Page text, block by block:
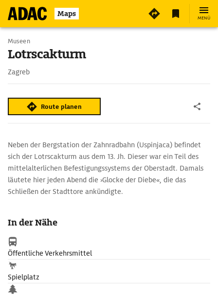
Maps MENÜ
Museen
Lotrscakturm
Zagreb
Route planen
Neben der Bergstation der Zahnradbahn (Uspinjaca) befindet
sich der Lotrscakturm aus dem 13. Jh. Dieser war ein Teil des
mittelalterlichen Befestigungssystems der Oberstadt. Damals
läutete hier jeden Abend die ›Glocke der Diebe«, die das
Schließen der Stadttore ankündigte.
Böllerschuss, der viele Menschen dazu bewegt, die Genauigkeit
versetzt die Kanone dagegen kurzzeitig in helle Aufregung.
In der Nähe
Öffentliche Verkehrsmittel
Spielplatz